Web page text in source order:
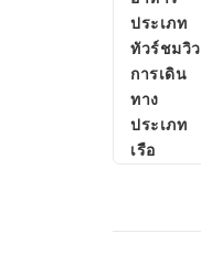
ประเภท
ทัวร์ชมวิว
การเดิน
ทาง
ประเภท
เรือ